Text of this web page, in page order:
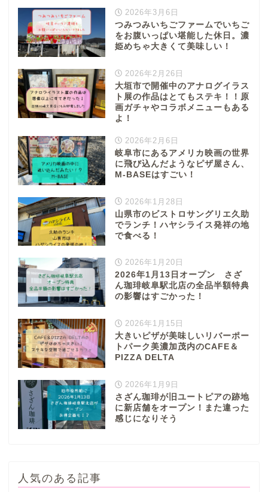
2026年3月6日
つみつみいちごファームでいちご
をお腹いっぱい堪能した休日。濃
姫めちゃ大きくて美味しい！
2026年2月26日
大垣市で開催中のアナログイラス
ト展の作品はとてもステキ！！原
画ガチャやコラボメニューもある
よ！
2026年2月6日
岐阜市にあるアメリカ映画の世界
に飛び込んだようなピザ屋さん、
M-BASEはすごい！
2026年1月28日
山県市のビストロサングリエ久助
でランチ！ハヤシライス発祥の地
で食べる！
2026年1月20日
2026年1月13日オープン さざ
ん珈琲岐阜駅北店の全品半額特典
の影響はすごかった！
2026年1月15日
大きいピザが美味しいリバーポー
トパーク美濃加茂内のCAFE＆
PIZZA DELTA
2026年1月9日
さざん珈琲が旧ユートピアの跡地
に新店舗をオープン！また違った
感じになりそう
人気のある記事
ぎふまるけとは。
ぎふまるけ内の記事と写真
（画像）＆掲載情報につい
ての注意事項など
岐阜地域
各務原市